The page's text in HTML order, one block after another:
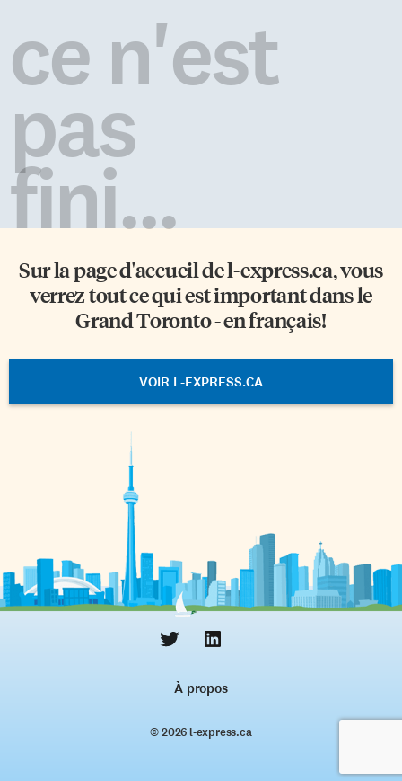
ce n'est
pas
fini...
Sur la page d'accueil del-express.ca, vous
verrez tout ce qui est important dans le
Grand Toronto - en français!
VOIR L-EXPRESS.CA
À propos
© 2026 l‑express.ca